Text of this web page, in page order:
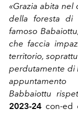
«Grazia abita
della foresta di
famoso
che faccia
territorio,
perdutamente di
Babbaiottu
2023-24 con-ed